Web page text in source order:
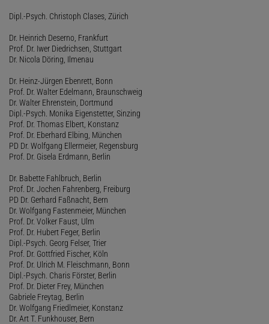
Dipl.-Psych. Christoph Clases, Zürich
Dr. Heinrich Deserno, Frankfurt
Prof. Dr. Iwer Diedrichsen, Stuttgart
Dr. Nicola Döring, Ilmenau
Dr. Heinz-Jürgen Ebenrett, Bonn
Prof. Dr. Walter Edelmann, Braunschweig
Dr. Walter Ehrenstein, Dortmund
Dipl.-Psych. Monika Eigenstetter, Sinzing
Prof. Dr. Thomas Elbert, Konstanz
Prof. Dr. Eberhard Elbing, München
PD Dr. Wolfgang Ellermeier, Regensburg
Prof. Dr. Gisela Erdmann, Berlin
Dr. Babette Fahlbruch, Berlin
Prof. Dr. Jochen Fahrenberg, Freiburg
PD Dr. Gerhard Faßnacht, Bern
Dr. Wolfgang Fastenmeier, München
Prof. Dr. Volker Faust, Ulm
Prof. Dr. Hubert Feger, Berlin
Dipl.-Psych. Georg Felser, Trier
Prof. Dr. Gottfried Fischer, Köln
Prof. Dr. Ulrich M. Fleischmann, Bonn
Dipl.-Psych. Charis Förster, Berlin
Prof. Dr. Dieter Frey, München
Gabriele Freytag, Berlin
Dr. Wolfgang Friedlmeier, Konstanz
Dr. Art T. Funkhouser, Bern